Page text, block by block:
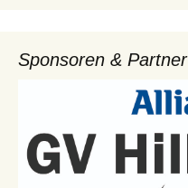
Sponsoren & Partner